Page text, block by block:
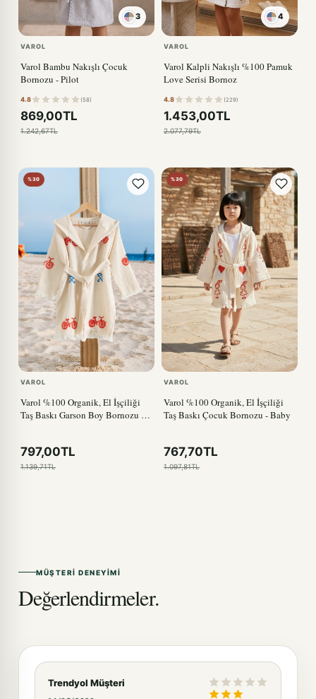
3
VAROL
Varol Bambu Nakışlı Çocuk
Bornozu - Pilot
4.8 (58)
869,00TL
1.242,67TL
4
KIRMIZI
VAROL
Varol Kalpli Nakışlı %100 Pamuk
Love Serisi Bornoz
4.8 (229)
1.453,00TL
2.077,79TL
%30
VAROL
Varol %100 Organik, El İşçiliği
Taş Baskı Garson Boy Bornozu -
797,00TL
1.139,71TL
%30
VAROL
Varol %100 Organik, El İşçiliği
Taş Baskı Çocuk Bornozu - Baby
767,70TL
1.097,81TL
MÜŞTERI DENEYIMI
Değerlendirmeler.
Trendyol Müşteri